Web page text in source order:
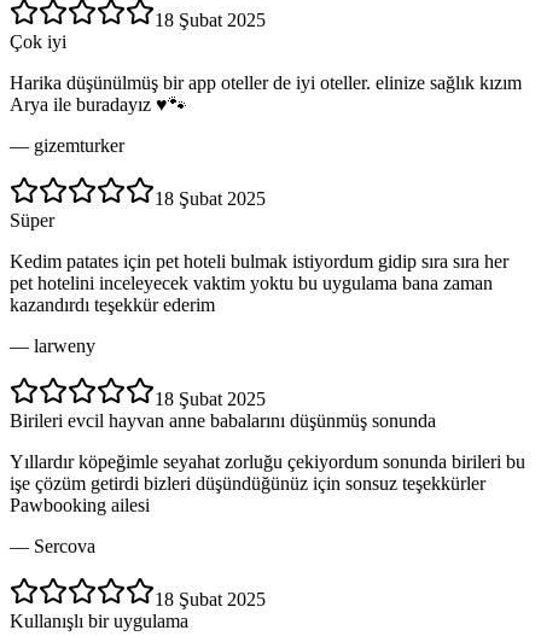
18 Şubat 2025
Çok iyi
Harika düşünülmüş bir app oteller de iyi oteller. elinize sağlık kızım
Arya ile buradayız ♥️🐾
— gizemturker
18 Şubat 2025
Süper
Kedim patates için pet hoteli bulmak istiyordum gidip sıra sıra her
pet hotelini inceleyecek vaktim yoktu bu uygulama bana zaman
kazandırdı teşekkür ederim
— larweny
18 Şubat 2025
Birileri evcil hayvan anne babalarını düşünmüş sonunda
Yıllardır köpeğimle seyahat zorluğu çekiyordum sonunda birileri bu
işe çözüm getirdi bizleri düşündüğünüz için sonsuz teşekkürler
Pawbooking ailesi
— Sercova
18 Şubat 2025
Kullanışlı bir uygulama